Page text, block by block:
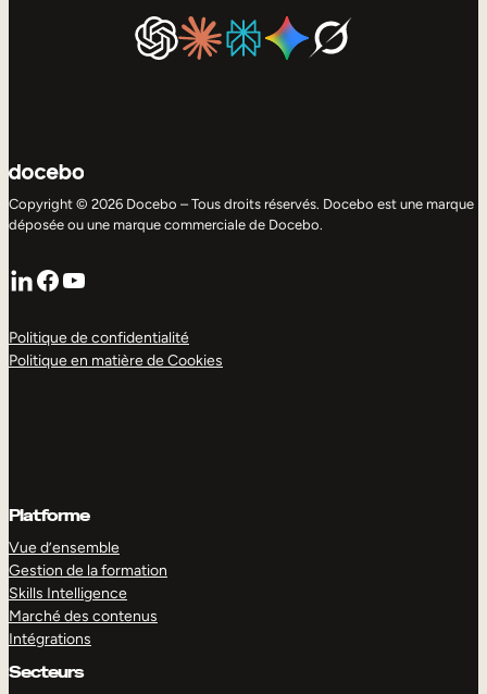
Copyright © 2026 Docebo – Tous droits réservés. Docebo est une marque
déposée ou une marque commerciale de Docebo.
LinkedIn
Facebook
YouTube
Politique de confidentialité
Politique en matière de Cookies
Platforme
Vue d’ensemble
Gestion de la formation
Skills Intelligence
Marché des contenus
Intégrations
Secteurs